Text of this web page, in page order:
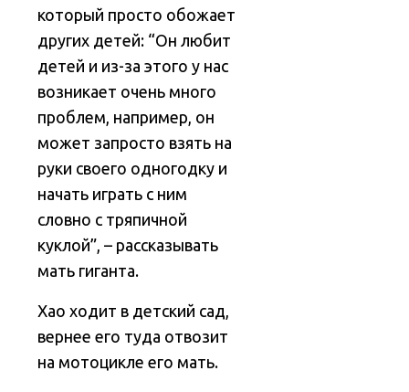
который просто обожает
других детей: “Он любит
детей и из-за этого у нас
возникает очень много
проблем, например, он
может запросто взять на
руки своего одногодку и
начать играть с ним
словно с тряпичной
куклой”, – рассказывать
мать гиганта.
Хао ходит в детский сад,
вернее его туда отвозит
на мотоцикле его мать.